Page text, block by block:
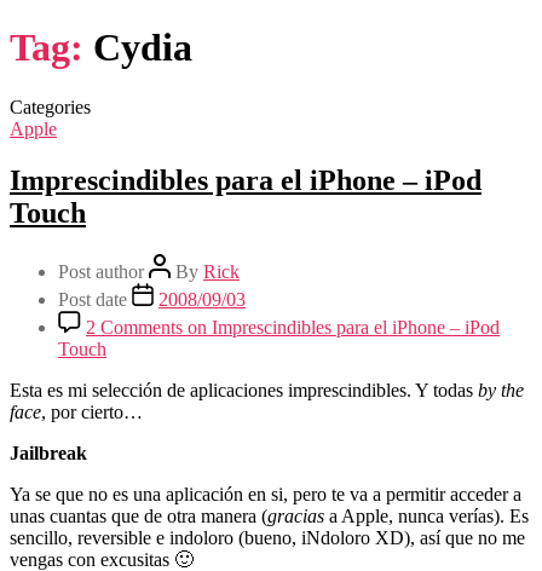
Tag: Cydia
Categories
Apple
Imprescindibles para el iPhone – iPod
Touch
Post author By Rick
Post date
2008/09/03
2 Comments on Imprescindibles para el iPhone – iPod
Touch
Esta es mi selección de aplicaciones imprescindibles. Y todas by the
face, por cierto…
Jailbreak
Ya se que no es una aplicación en si, pero te va a permitir acceder a
unas cuantas que de otra manera (gracias a Apple, nunca verías). Es
sencillo, reversible e indoloro (bueno, iNdoloro XD), así que no me
vengas con excusitas 🙂